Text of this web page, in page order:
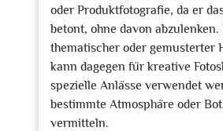
oder Produktfotografie, da er
betont, ohne davon abzulenken.
thematischer oder gemusterter
kann dagegen für kreative
spezielle Anlässe verwendet
bestimmte Atmosphäre oder
vermitteln.